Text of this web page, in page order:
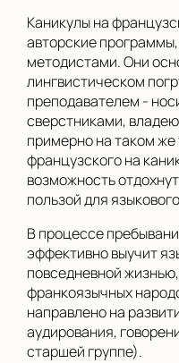
Каникулы на
авторские
методистами. Они
лингвистическом
преподавателем -
сверстниками,
примерно на таком
французского на
возможность
пользой для
В процессе
эффективно выучит
повседневной
франкоязычных
направлено на
аудирования,
старшей группе).